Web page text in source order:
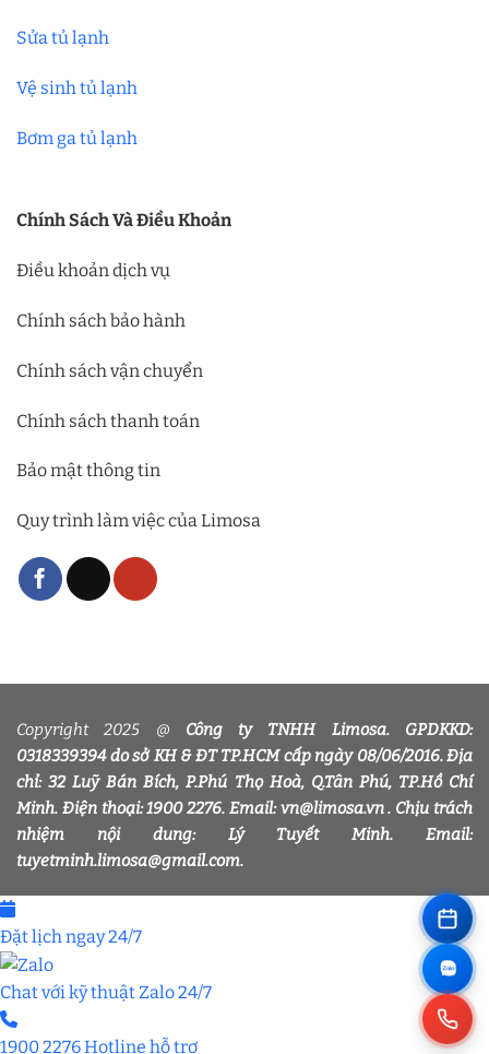
Sửa tủ lạnh
Vệ sinh tủ lạnh
Bơm ga tủ lạnh
Chính Sách Và Điều Khoản
Điều khoản dịch vụ
Chính sách bảo hành
Chính sách vận chuyển
Chính sách thanh toán
Bảo mật thông tin
Quy trình làm việc của Limosa
Copyright 2025 @ Công ty TNHH Limosa. GPDKKD:
0318339394 do sở KH & ĐT TP.HCM cấp ngày 08/06/2016. Địa
chỉ: 32 Luỹ Bán Bích, P.Phú Thọ Hoà, Q.Tân Phú, TP.Hồ Chí
Minh. Điện thoại: 1900 2276. Email: vn@limosa.vn . Chịu trách
nhiệm nội dung: Lý Tuyết Minh. Email:
tuyetminh.limosa@gmail.com.
Đặt lịch ngay24/7
Chat với kỹ thuậtZalo 24/7
1900 2276Hotline hỗ trợ